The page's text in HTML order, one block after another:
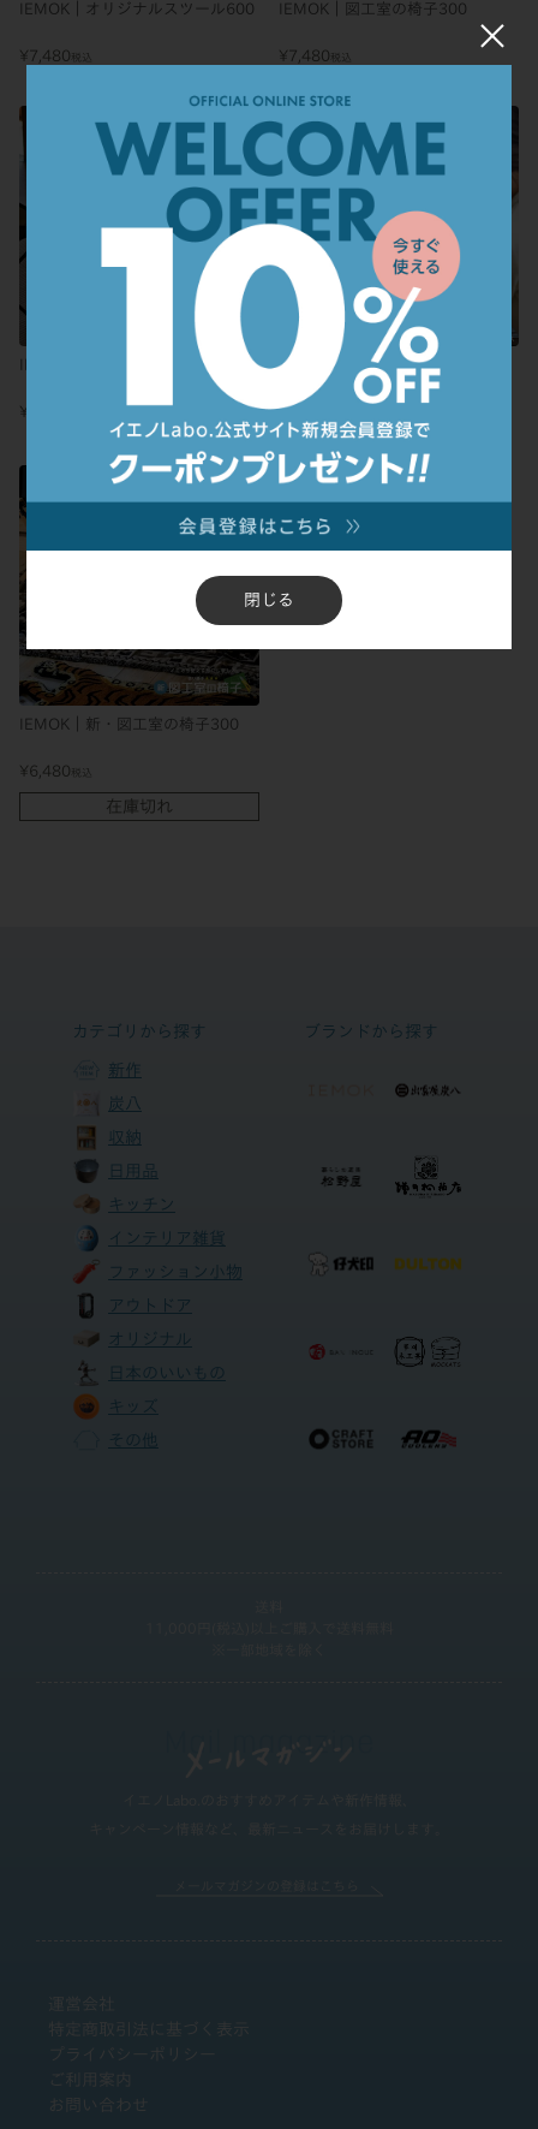
×
閉じる
IEMOK｜オリジナルスツール600
¥ 7,480 税込
IEMOK｜図工室の椅子300
¥ 7,480 税込
IEMOK｜オリジナルスツール450
¥
IEMOK｜箱馬
¥
IEMOK｜新・図工室の椅子300
¥6,480 税込
在庫切れ
カテゴリから探す
新作
炭八
収納
日用品
キッチン
インテリア雑貨
ファッション小物
アウトドア
オリジナル
日本のいいもの
キッズ
その他
ブランドから探す
運営会社
特定商取引法に基づく表示
プライバシーポリシー
ご利用案内
お問い合わせ